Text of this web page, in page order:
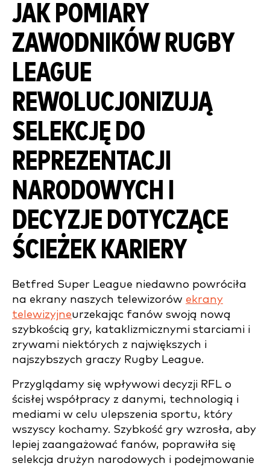
JAK POMIARY
ZAWODNIKÓW RUGBY
LEAGUE
REWOLUCJONIZUJĄ
SELEKCJĘ DO
REPREZENTACJI
NARODOWYCH I
DECYZJE DOTYCZĄCE
ŚCIEŻEK KARIERY
Betfred Super League niedawno powróciła
na ekrany naszych telewizorów ekrany
telewizyjneurzekając fanów swoją nową
szybkością gry, kataklizmicznymi starciami i
zrywami niektórych z największych i
najszybszych graczy Rugby League.
Przyglądamy się wpływowi decyzji RFL o
ścisłej współpracy z danymi, technologią i
mediami w celu ulepszenia sportu, który
wszyscy kochamy. Szybkość gry wzrosła, aby
lepiej zaangażować fanów, poprawiła się
selekcja drużyn narodowych i podejmowanie